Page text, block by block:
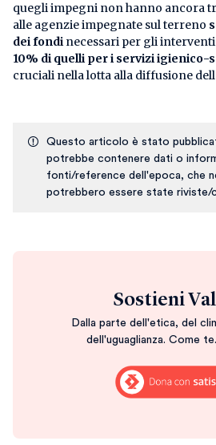
quegli impegni non hanno ancora
alle agenzie impegnate sul terreno
dei fondi necessari per gli
10% di quelli per i servizi igienico-
cruciali nella lotta alla diffusione
Questo articolo è stato
potrebbe contenere dati o
fonti/reference dell'epoca, che
potrebbero essere state riviste/
Sostieni
Dalla parte dell'etica, del
dell'uguaglianza. Come